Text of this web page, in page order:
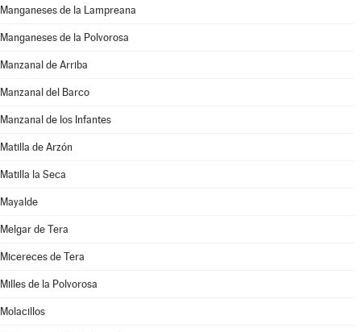
Manganeses de la Lampreana
Manganeses de la Polvorosa
Manzanal de Arriba
Manzanal del Barco
Manzanal de los Infantes
Matilla de Arzón
Matilla la Seca
Mayalde
Melgar de Tera
Micereces de Tera
Milles de la Polvorosa
Molacillos